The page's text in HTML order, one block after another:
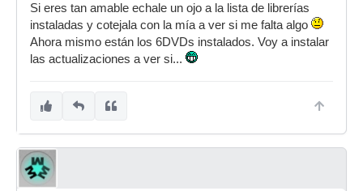
Si eres tan amable echale un ojo a la lista de librerías
instaladas y cotejala con la mía a ver si me falta algo
Ahora mismo están los 6DVDs instalados. Voy a instalar
las actualizaciones a ver si...